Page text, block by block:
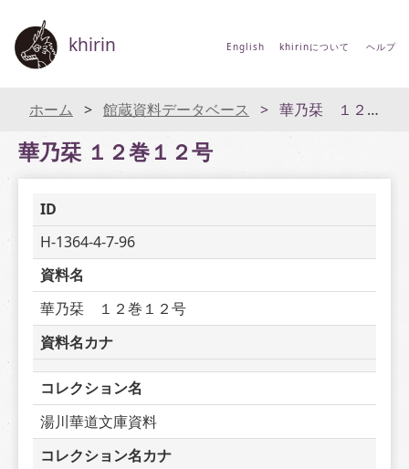
khirin English khirinについて ヘルプ
ホーム 館蔵資料データベース 華乃栞 １２巻１２号
華乃栞 １２巻１２号
ID
H-1364-4-7-96
資料名
華乃栞　１２巻１２号
資料名カナ
コレクション名
湯川華道文庫資料
コレクション名カナ